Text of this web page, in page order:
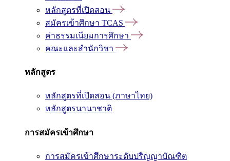
หลักสูตรที่เปิดสอน
สมัครเข้าศึกษา TCAS
ค่าธรรมเนียมการศึกษา
คณะและสำนักวิชา
หลักสูตร
หลักสูตรที่เปิดสอน (ภาษาไทย)
หลักสูตรนานาชาติ
การสมัครเข้าศึกษา
การสมัครเข้าศึกษาระดับปริญญาบัณฑิต